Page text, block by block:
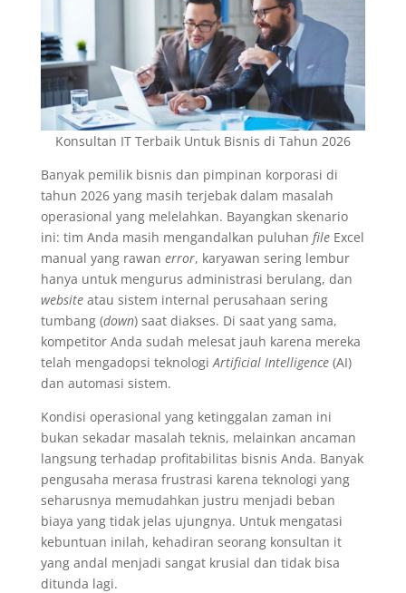
Konsultan IT Terbaik Untuk Bisnis di Tahun 2026
Banyak pemilik bisnis dan pimpinan korporasi di
tahun 2026 yang masih terjebak dalam masalah
operasional yang melelahkan. Bayangkan skenario
ini: tim Anda masih mengandalkan puluhan fileExcel
manual yang rawan error, karyawan sering lembur
hanya untuk mengurus administrasi berulang, dan
websiteatau sistem internal perusahaan sering
tumbang (down) saat diakses. Di saat yang sama,
kompetitor Anda sudah melesat jauh karena mereka
telah mengadopsi teknologi Artificial Intelligence(AI)
dan automasi sistem.
Kondisi operasional yang ketinggalan zaman ini
bukan sekadar masalah teknis, melainkan ancaman
langsung terhadap profitabilitas bisnis Anda. Banyak
pengusaha merasa frustrasi karena teknologi yang
seharusnya memudahkan justru menjadi beban
biaya yang tidak jelas ujungnya. Untuk mengatasi
kebuntuan inilah, kehadiran seorang konsultan it
yang andal menjadi sangat krusial dan tidak bisa
ditunda lagi.